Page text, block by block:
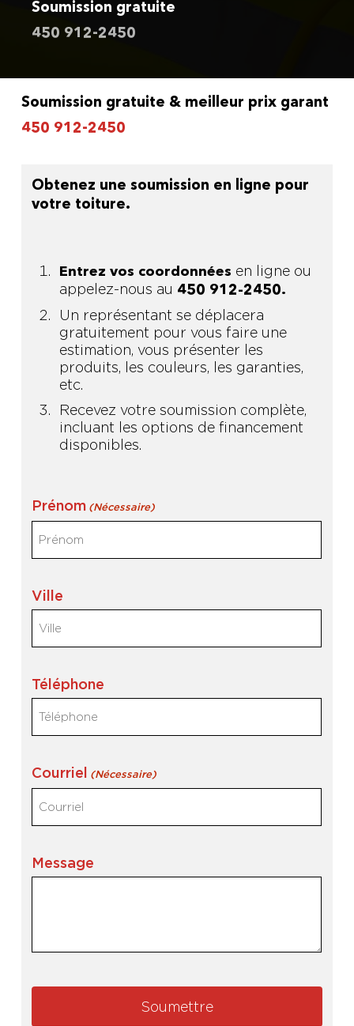
Soumission gratuite
450 912-2450
Soumission gratuite & meilleur prix garant
450 912-2450
Obtenez une soumission en ligne pour
votre toiture.
Entrez vos coordonnées en ligne ou
appelez-nous au 450 912-2450.
Un représentant se déplacera
gratuitement pour vous faire une
estimation, vous présenter les
produits, les couleurs, les garanties,
etc.
Recevez votre soumission complète,
incluant les options de financement
disponibles.
Prénom (Nécessaire)
Ville
Téléphone
Courriel (Nécessaire)
Message
Soumettre